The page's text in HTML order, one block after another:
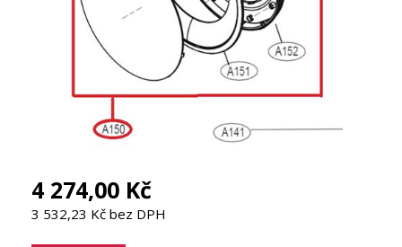
4 274,00 Kč
3 532,23 Kč bez DPH